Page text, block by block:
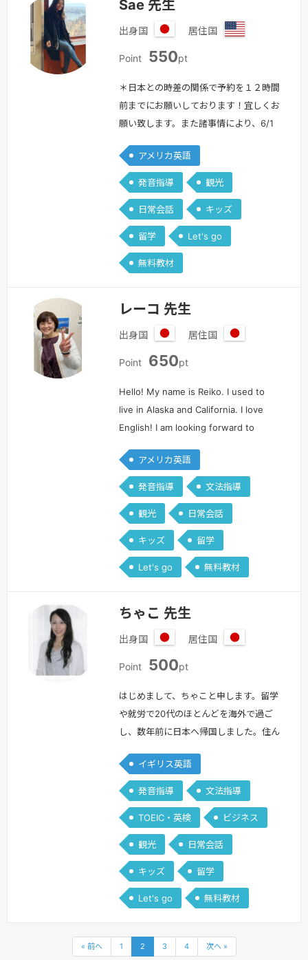
Sae 先生
出身国
本
居住国
カ
合
衆
Point 550pt
＊日本との時差の関係で予約を１２時間
前までにお願いしております！宜しくお
願い致します。また諸事情により、6/1
予定です。これからも生徒さんに英語を
楽しく学んでいただけるレッスンを行っ
ていきますのでこれからもよろしくお願
い致します。＊初めまして、Saeです！
アメリカに在住して６年目になります。
今年の5月にニューヨーク州立大学を卒
業し、9月から大学院に進学する予定…
アメリカ英語
発音指導 観光
日常会話 キッズ
留学 Let's go
無料教材
レーコ 先生
出身国
本
居住国
Point 650pt
Hello! My name is Reiko. I used to
live in Alaska and California. I love
English! I am looking forward to
と申します。アラスカ州とカリフォルニ
ア州に留学経験があります。夫はアメリ
カ人で娘が１人います。大好きな英語の
魅力をお伝えできたら幸いで…
見る »
アメリカ英語
発音指導 文法指導
観光 日常会話
キッズ 留学
Let's go 無料教材
ちゃこ 先生
出身国
本
居住国
Point 500pt
はじめまして、ちゃこと申します。留学
や就労で20代のほとんどを海外で過ご
し、数年前に日本へ帰国しました。住ん
旅行や仕事で様々な国と地域へ訪れるチ
ャンスがあり、多様な人々そして文化と
出会い、見聞が広がり、自身の人生観も
豊かになりました。英語があったからこ
そ、できた貴重な経験、自分の将来の可
能性を広げられることができました。英
語をツールとして、皆様の人生が豊かに
なる…
続きを見る »
イギリス英語
発音指導 文法指導
TOEIC・英検 ビジネス
観光 日常会話
キッズ 留学
Let's go 無料教材
« 前へ 1 2 3 4 次へ »